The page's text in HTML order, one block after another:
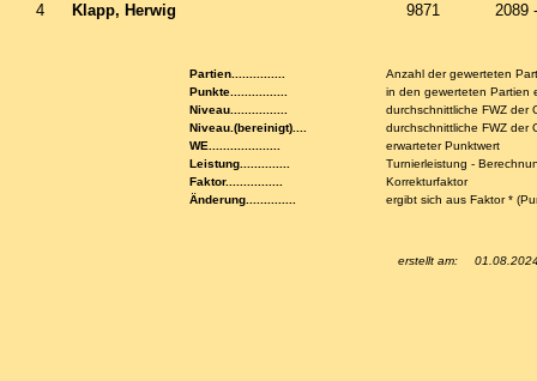
4
Klapp, Herwig 9871 2089
Partien...............
Anzahl der gewerteten
Punkte................
in den gewerteten Partien
Niveau................
durchschnittliche FWZ der
Niveau.(bereinigt)....
durchschnittliche FWZ der
WE....................
erwarteter Punktwert
Leistung..............
Turnierleistung -
Faktor................
Korrekturfaktor
Änderung..............
ergibt sich aus Faktor *
erstellt am: